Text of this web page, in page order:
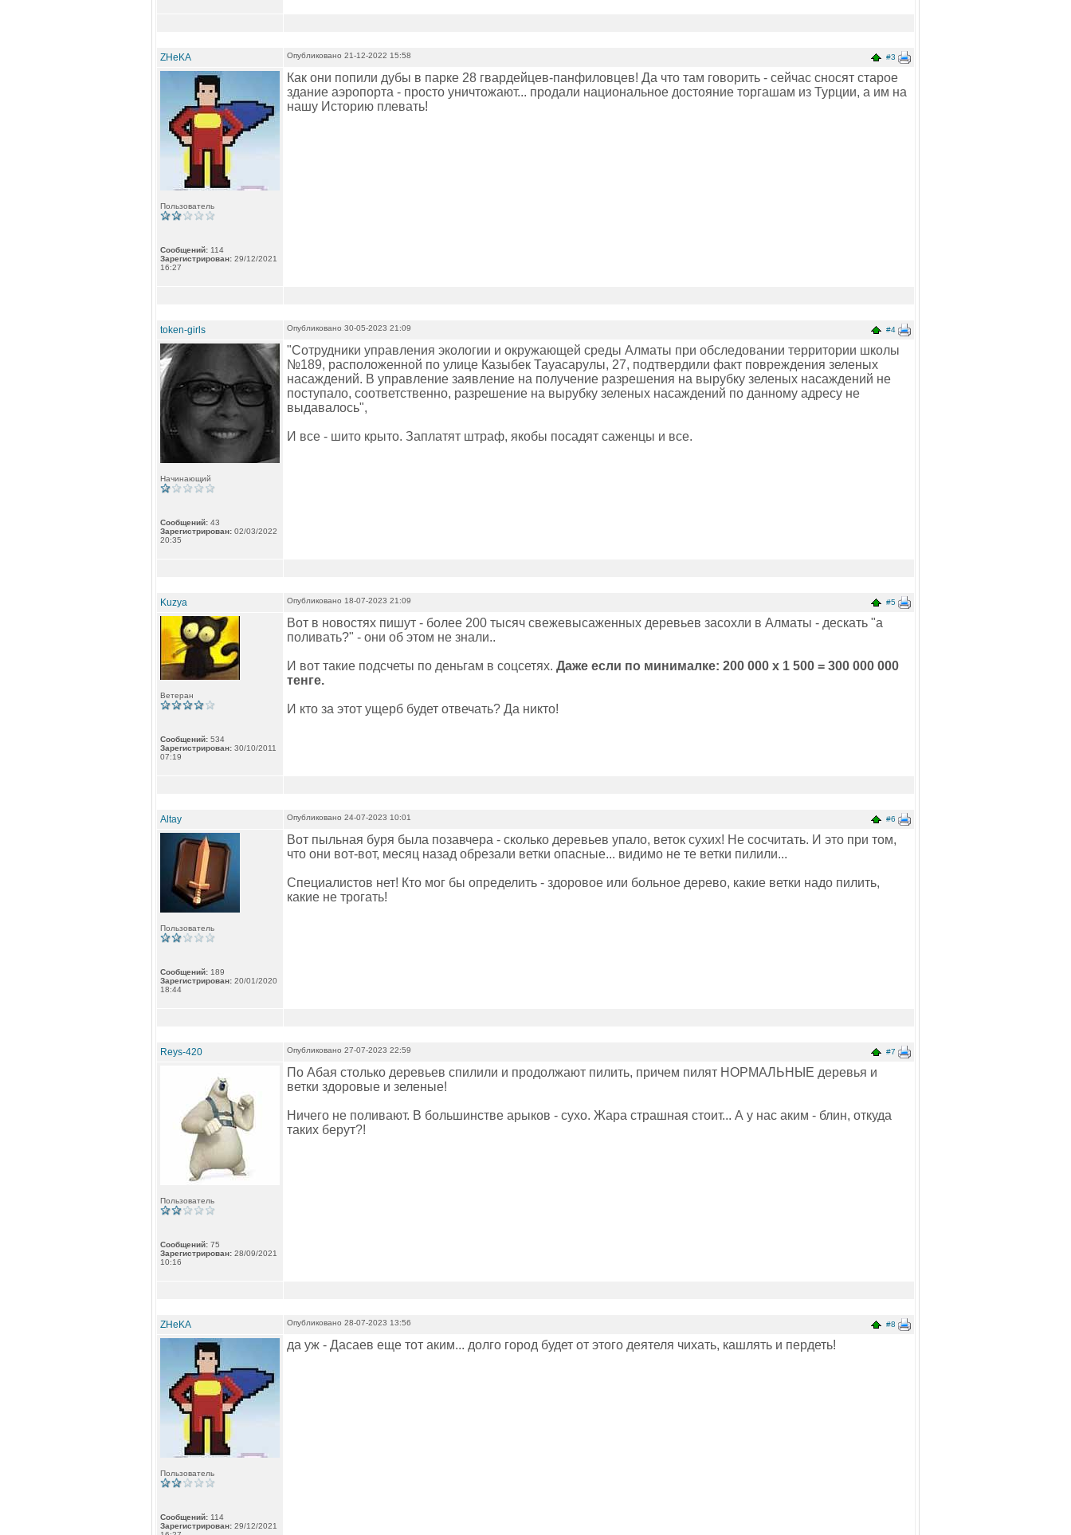
ZHeKA #3
Опубликовано 21-12-2022 15:58
Пользователь
Сообщений: 114
Зарегистрирован: 29/12/2021
16:27
Как они попили дубы в парке 28 гвардейцев-панфиловцев! Да что там говорить - сейчас сносят старое
здание аэропорта - просто уничтожают... продали национальное достояние торгашам из Турции, а им на
нашу Историю плевать!
token-girls #4
Опубликовано 30-05-2023 21:09
Начинающий
Сообщений: 43
Зарегистрирован: 02/03/2022
20:35
"Сотрудники управления экологии и окружающей среды Алматы при обследовании территории школы
№189, расположенной по улице Казыбек Тауасарулы, 27, подтвердили факт повреждения зеленых
насаждений. В управление заявление на получение разрешения на вырубку зеленых насаждений не
поступало, соответственно, разрешение на вырубку зеленых насаждений по данному адресу не
выдавалось",
И все - шито крыто. Заплатят штраф, якобы посадят саженцы и все.
Kuzya #5
Опубликовано 18-07-2023 21:09
Ветеран
Сообщений: 534
Зарегистрирован: 30/10/2011
07:19
Вот в новостях пишут - более 200 тысяч свежевысаженных деревьев засохли в Алматы - дескать "а
поливать?" - они об этом не знали..
И вот такие подсчеты по деньгам в соцсетях. Даже если по минималке: 200 000 х 1 500 = 300 000 000
тенге.
И кто за этот ущерб будет отвечать? Да никто!
Altay #6
Опубликовано 24-07-2023 10:01
Пользователь
Сообщений: 189
Зарегистрирован: 20/01/2020
18:44
Вот пыльная буря была позавчера - сколько деревьев упало, веток сухих! Не сосчитать. И это при том,
что они вот-вот, месяц назад обрезали ветки опасные... видимо не те ветки пилили...
Специалистов нет! Кто мог бы определить - здоровое или больное дерево, какие ветки надо пилить,
какие не трогать!
Reys-420 #7
Опубликовано 27-07-2023 22:59
Пользователь
Сообщений: 75
Зарегистрирован: 28/09/2021
10:16
По Абая столько деревьев спилили и продолжают пилить, причем пилят НОРМАЛЬНЫЕ деревья и
ветки здоровые и зеленые!
Ничего не поливают. В большинстве арыков - сухо. Жара страшная стоит... А у нас аким - блин, откуда
таких берут?!
ZHeKA #8
Опубликовано 28-07-2023 13:56
Пользователь
Сообщений: 114
Зарегистрирован: 29/12/2021
да уж - Дасаев еще тот аким... долго город будет от этого деятеля чихать, кашлять и пердеть!